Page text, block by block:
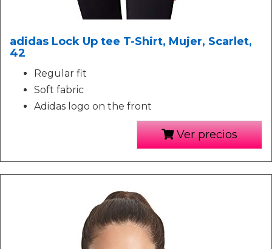
adidas Lock Up tee T-Shirt, Mujer, Scarlet,
42
Regular fit
Soft fabric
Adidas logo on the front
Ver precios